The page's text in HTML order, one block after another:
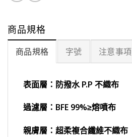
商品規格
商品規格 字號 注意事項
表面層：防撥水 P.P 不織布
過濾層：BFE 99%≥熔噴布
親膚層：超柔複合纖維不織布